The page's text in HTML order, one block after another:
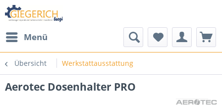
Menü
Übersicht Werkstattausstattung
Aerotec Dosenhalter PRO